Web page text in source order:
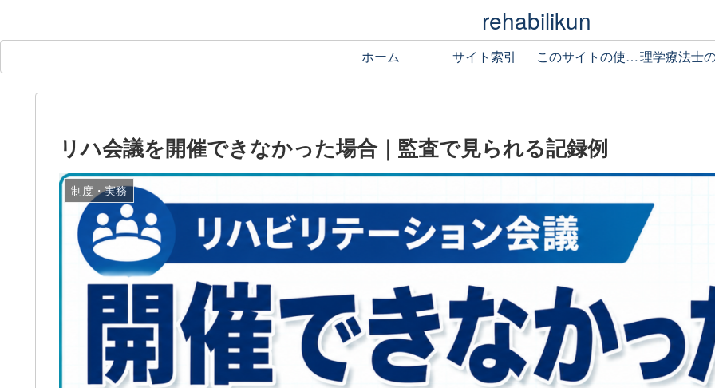
rehabilikun
ホーム サイト索引 このサイトの使い方
リハ会議を開催できなかった場合｜監査で見られる記録例
制度・実務